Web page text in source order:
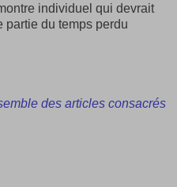
individuel qui devrait
partie du temps perdu
des articles consacrés